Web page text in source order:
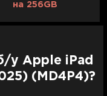
у Apple iPad
(MD4P4)?
на 256GB